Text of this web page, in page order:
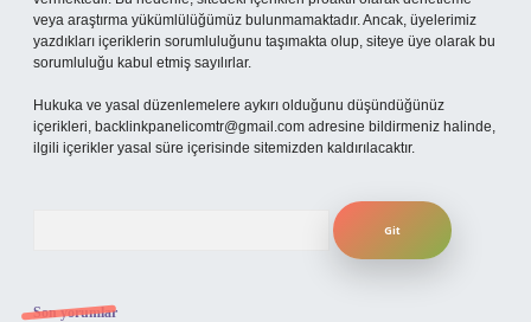
veya araştırma yükümlülüğümüz bulunmamaktadır. Ancak, üyelerimiz
yazdıkları içeriklerin sorumluluğunu taşımakta olup, siteye üye olarak bu
sorumluluğu kabul etmiş sayılırlar.
Hukuka ve yasal düzenlemelere aykırı olduğunu düşündüğünüz
içerikleri, backlinkpanelicomtr@gmail.com adresine bildirmeniz halinde,
ilgili içerikler yasal süre içerisinde sitemizden kaldırılacaktır.
Son yorumlar